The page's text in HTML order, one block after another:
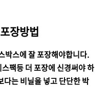
장방법
박스에 잘 포장해야합니다.
팩등 더 포장에 신경써야 하
는 비닐을 넣고 단단한 박